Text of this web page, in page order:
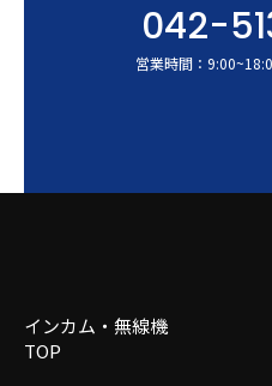
042-
営業時間： 9:00~
インカム・無線機
TOP